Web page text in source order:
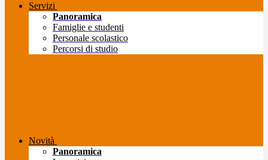
Servizi
Panoramica
Famiglie e studenti
Personale scolastico
Percorsi di studio
Novità
Panoramica